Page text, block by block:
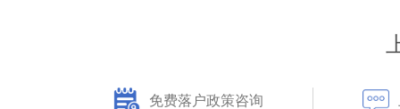
免费落户政策咨询